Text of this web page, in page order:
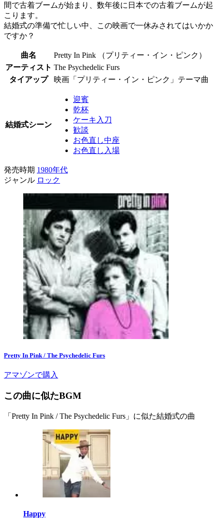
間で古着ブームが始まり、数年後に日本での古着ブームが起
こります。
結婚式の準備で忙しい中、この映画で一休みされてはいかか
ですか？
曲名
Pretty In Pink （プリティー・イン・ピンク）
アーティスト The Psychedelic Furs
タイアップ
映画「プリティー・イン・ピンク」テーマ曲​
結婚式シーン
迎賓
乾杯
ケーキ入刀
歓談
お色直し中座
お色直し入場
発売時期 1980年代
ジャンル ロック
Pretty In Pink / The Psychedelic Furs
アマゾンで購入
この曲に似たBGM
「Pretty In Pink / The Psychedelic Furs」に似た結婚式の曲
Happy